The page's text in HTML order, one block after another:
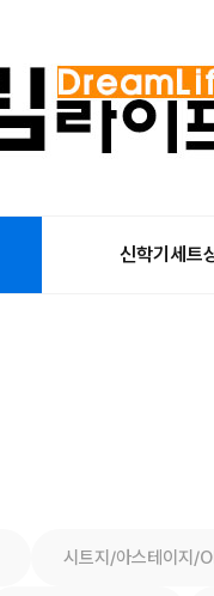
신학기세트
시트지/아스테이지/